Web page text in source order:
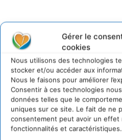
Gérer le
cookies
Nous utilisons des technologies
stocker et/ou accéder aux
Nous le faisons pour améliorer
Consentir à ces technologies
données telles que le
uniques sur ce site. Le fait de ne
consentement peut avoir un effet
fonctionnalités et caractéristiques.
Lire aussi
Transformer les
coopération avec un
d’Accompagnement des
7 août 2026
Soutenir un pastoralisme
socio-écosystèmes